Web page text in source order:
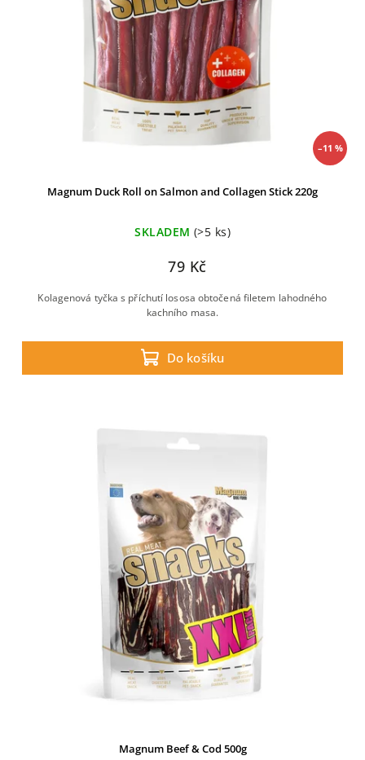
–11 %
Magnum Duck Roll on Salmon and Collagen Stick 220g
SKLADEM (>5 ks)
79 Kč
Do košíku
Kolagenová tyčka s příchutí lososa obtočená filetem lahodného
kachního masa.
Magnum Beef & Cod 500g